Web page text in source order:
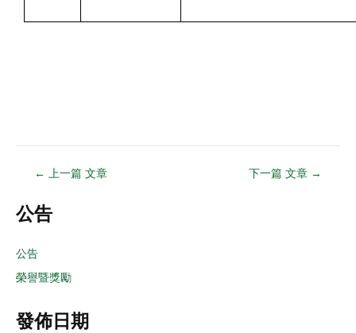
← 上一篇 文章 下一篇 文章 →
公告
公告
榮譽暨獎勵
發佈日期